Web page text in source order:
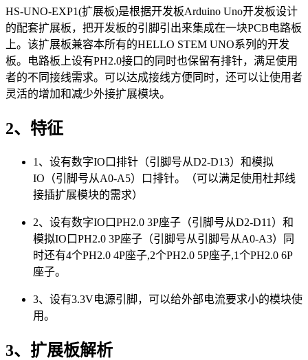
HS-UNO-EXP1(扩展板)是根据开发板Arduino Uno开发板设计
的配套扩展板，把开发板的引脚引出来集成在一块PCB电路板
上。该扩展板兼容本所有的HELLO STEM UNO系列的开发
板。电路板上设有PH2.0接口的同时也保留有排针，满足使用
者的不同接线需求。可以达成接线方便同时，还可以让使用者
灵活的增加和减少外接扩展模块。
2、特征
1、设有数字IO口排针（引脚号从D2-D13）和模拟
IO（引脚号从A0-A5）口排针。（可以满足使用杜邦线
接插扩展模块的需求）
2、设有数字IO口PH2.0 3P座子（引脚号从D2-D11）和
模拟IO口PH2.0 3P座子（引脚号从引脚号从A0-A3）同
时还有4个PH2.0 4P座子,2个PH2.0 5P座子,1个PH2.0 6P
座子。
3、设有3.3V电源引脚，可以给外部电流要求小的模块使
用。
3、扩展板解析